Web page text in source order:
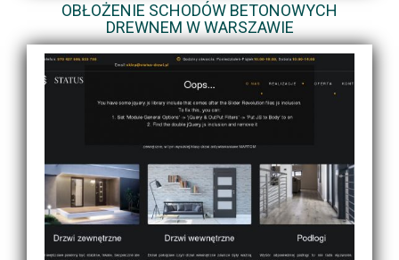
OBŁOŻENIE SCHODÓW BETONOWYCH
DREWNEM W WARSZAWIE